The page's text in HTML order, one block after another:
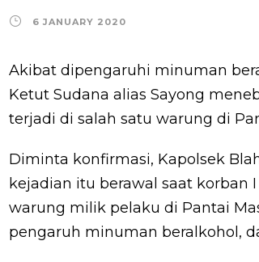
6 JANUARY 2020
Akibat dipengaruhi minuman
Ketut Sudana alias Sayong
terjadi di salah satu warung di
Diminta konfirmasi, Kapolsek
kejadian itu berawal saat korban
warung milik pelaku di Pantai
pengaruh minuman beralkohol,